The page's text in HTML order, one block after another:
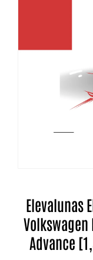
Elevalunas
Volkswagen
Advance